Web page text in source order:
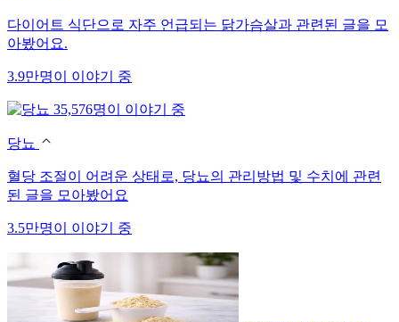
다이어트 식단으로 자주 언급되는 닭가슴살과 관련된 글을 모
아봤어요.
3.9만명이 이야기 중
35,576명이 이야기 중
당뇨
혈당 조절이 어려운 상태로, 당뇨의 관리방법 및 수치에 관련
된 글을 모아봤어요
3.5만명이 이야기 중